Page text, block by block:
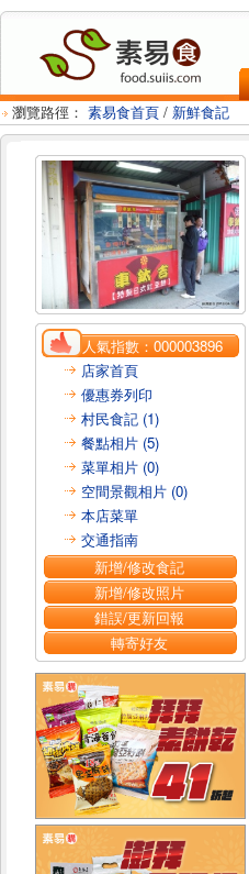
瀏覽路徑： 素易食首頁 / 新鮮食記
人氣指數：000003896
店家首頁
優惠券列印
村民食記 (1)
餐點相片 (5)
菜單相片 (0)
空間景觀相片 (0)
本店菜單
交通指南
新增/修改食記
新增/修改照片
錯誤/更新回報
轉寄好友